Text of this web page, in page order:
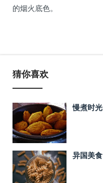
的烟火底色。
猜你喜欢
慢煮时
异国美